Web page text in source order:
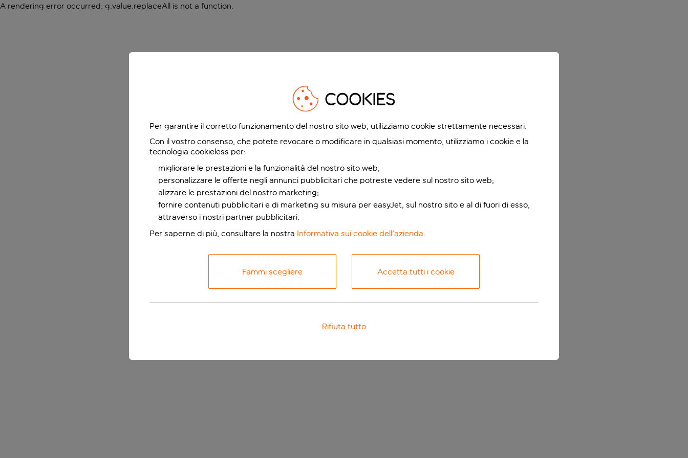
A rendering error occurred: g.value.replaceAll is not a function.
COOKIES
Per garantire il corretto funzionamento del nostro sito web, utilizziamo cookie strettamente necessari.
Con il vostro consenso, che potete revocare o modificare in qualsiasi momento, utilizziamo i cookie e la
tecnologia cookieless per:
migliorare le prestazioni e la funzionalità del nostro sito web;
personalizzare le offerte negli annunci pubblicitari che potreste vedere sul nostro sito web;
alizzare le prestazioni del nostro marketing;
fornire contenuti pubblicitari e di marketing su misura per easyJet, sul nostro sito e al di fuori di esso,
attraverso i nostri partner pubblicitari.
Per saperne di più, consultare la nostra Informativa sui cookie dell'azienda.
Fammi scegliere Accetta tutti i cookie
Rifiuta tutto